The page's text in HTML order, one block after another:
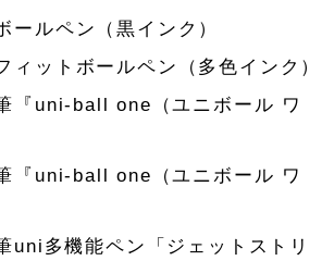
ールペン（黒インク）
ィットボールペン（多色インク）
『uni-ball one（ユニボール ワ
『uni-ball one（ユニボール ワ
uni多機能ペン「ジェットストリ